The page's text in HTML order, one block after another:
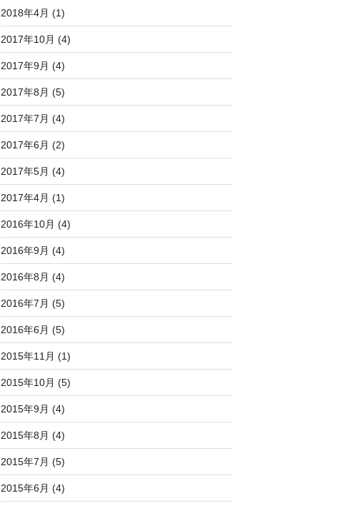
2018年4月 (1)
2017年10月 (4)
2017年9月 (4)
2017年8月 (5)
2017年7月 (4)
2017年6月 (2)
2017年5月 (4)
2017年4月 (1)
2016年10月 (4)
2016年9月 (4)
2016年8月 (4)
2016年7月 (5)
2016年6月 (5)
2015年11月 (1)
2015年10月 (5)
2015年9月 (4)
2015年8月 (4)
2015年7月 (5)
2015年6月 (4)